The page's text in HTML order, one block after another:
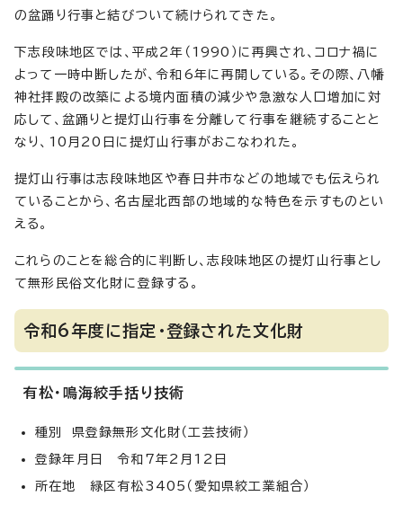
の盆踊り行事と結びついて続けられてきた。
下志段味地区では、平成2年（1990）に再興され、コロナ禍に
よって一時中断したが、令和6年に再開している。その際、八幡
神社拝殿の改築による境内面積の減少や急激な人口増加に対
応して、盆踊りと提灯山行事を分離して行事を継続することと
なり、10月20日に提灯山行事がおこなわれた。
提灯山行事は志段味地区や春日井市などの地域でも伝えられ
ていることから、名古屋北西部の地域的な特色を示すものとい
える。
これらのことを総合的に判断し、志段味地区の提灯山行事とし
て無形民俗文化財に登録する。
令和6年度に指定・登録された文化財
有松・鳴海絞手括り技術
種別 県登録無形文化財（工芸技術）
登録年月日 令和7年2月12日
所在地 緑区有松3405（愛知県絞工業組合）